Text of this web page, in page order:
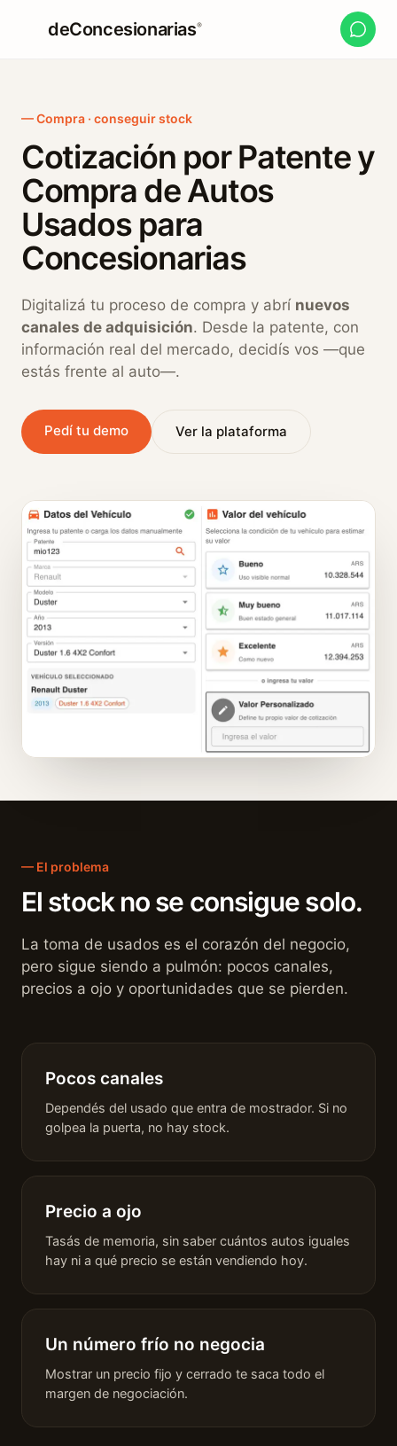
deConcesionarias®
— Compra · conseguir stock
Cotización por Patente y
Compra de Autos
Usados para
Concesionarias
Digitalizá tu proceso de compra y abrí nuevos
canales de adquisición. Desde la patente, con
información real del mercado, decidís vos —que
estás frente al auto—.
Pedí tu demo Ver la plataforma
— El problema
El stock no se consigue solo.
La toma de usados es el corazón del negocio,
pero sigue siendo a pulmón: pocos canales,
precios a ojo y oportunidades que se pierden.
Pocos canales
Dependés del usado que entra de mostrador. Si no
golpea la puerta, no hay stock.
Precio a ojo
Tasás de memoria, sin saber cuántos autos iguales
hay ni a qué precio se están vendiendo hoy.
Un número frío no negocia
Mostrar un precio fijo y cerrado te saca todo el
margen de negociación.